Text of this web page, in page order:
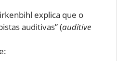
explica que o
auditivas” (auditive